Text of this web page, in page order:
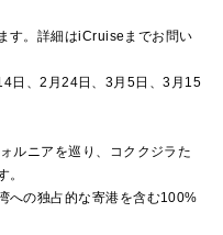
す。詳細はiCruise までお問い
日、2月24日、3月5日、3月15
ルニアを巡り、コククジラた
。
への独占的な寄港を含む100%